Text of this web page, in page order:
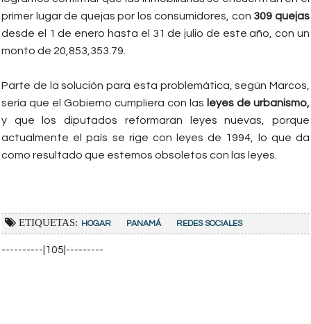
primer lugar de quejas por los consumidores, con 309 quejas
desde el 1 de enero hasta el 31 de julio de este año, con un
monto de 20,853,353.79.
Parte de la solución para esta problemática, según Marcos,
sería que el Gobierno cumpliera con las leyes de urbanismo,
y que los diputados reformaran leyes nuevas, porque
actualmente el país se rige con leyes de 1994, lo que da
como resultado que estemos obsoletos con las leyes.
ETIQUETAS: HOGAR PANAMÁ REDES SOCIALES
----------|105|---------